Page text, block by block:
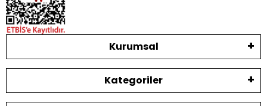
Kurumsal
Kategoriler